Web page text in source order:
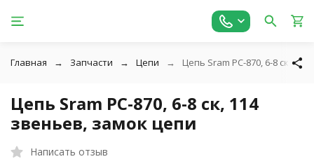
Главная Запчасти Цепи Цепь Sram PC-870, 6-8 ск,
Цепь Sram PC-870, 6-8 ск, 114
звеньев, замок цепи
Написать отзыв